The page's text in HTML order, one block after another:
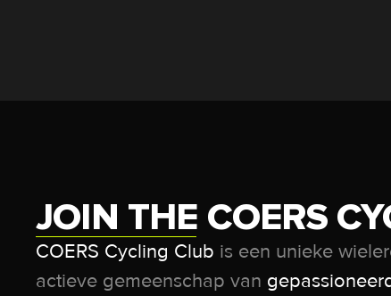
JOIN THE COERS
COERS Cycling Club is een unieke
actieve ​​gemeenschap van